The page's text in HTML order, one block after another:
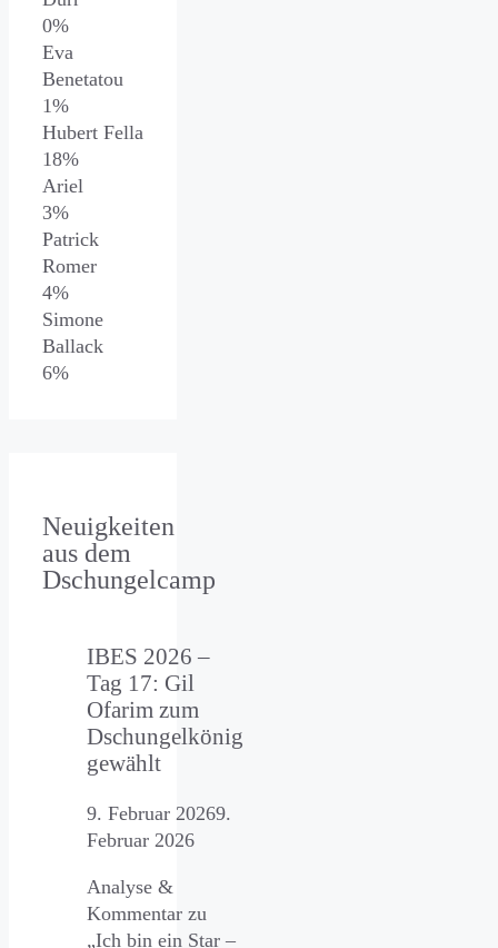
0%
Eva
Benetatou
1%
Hubert Fella
18%
Ariel
3%
Patrick
Romer
4%
Simone
Ballack
6%
Neuigkeiten
aus dem
Dschungelcamp
IBES 2026 –
Tag 17: Gil
Ofarim zum
Dschungelkönig
gewählt
9. Februar 20269.
Februar 2026
Analyse &
Kommentar zu
„Ich bin ein Star –